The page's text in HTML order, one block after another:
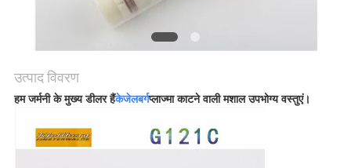
उत्पाद विवरण
हम जर्मनी के मुख्य डीलर हैंकेजेलबर्गप्लाज्मा काटने वाली मशाल उपभोग्य वस्तुएं।